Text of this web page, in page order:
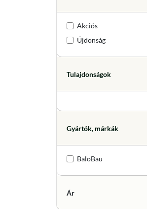
Akciós
Újdonság
Tulajdonságok
Gyártók, márkák
BaloBau
Ár